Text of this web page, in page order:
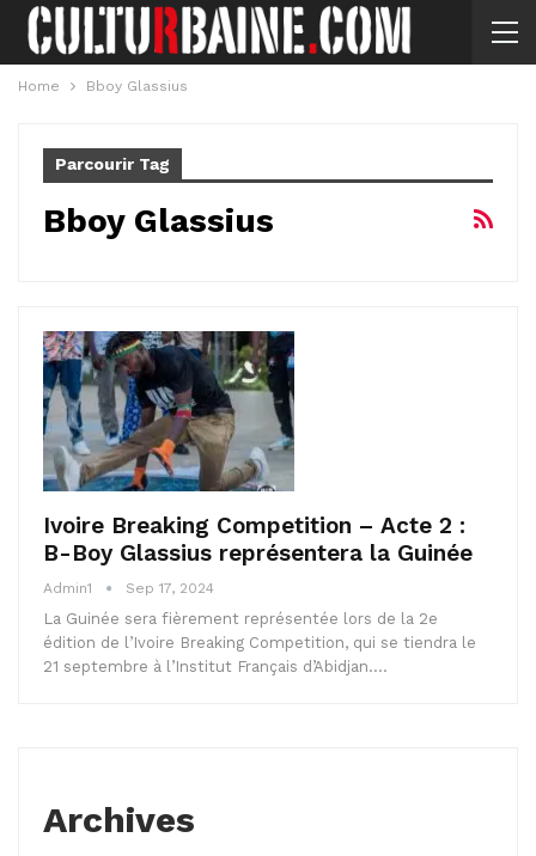
Home Bboy Glassius
Parcourir Tag
Bboy Glassius
Ivoire Breaking Competition – Acte 2 :
B-Boy Glassius représentera la Guinée
Admin1 Sep 17, 2024
La Guinée sera fièrement représentée lors de la 2e
édition de l’Ivoire Breaking Competition, qui se tiendra le
21 septembre à l’Institut Français d’Abidjan.…
Archives